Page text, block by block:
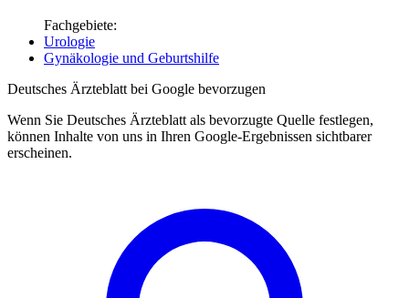
Fachgebiete:
Urologie
Gynäkologie und Geburtshilfe
Deutsches Ärzteblatt bei Google bevorzugen
Wenn Sie Deutsches Ärzteblatt als bevorzugte Quelle festlegen,
können Inhalte von uns in Ihren Google-Ergebnissen sichtbarer
erscheinen.